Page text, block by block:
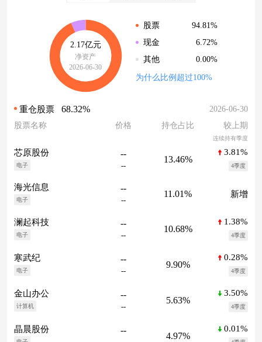
2.17亿元
净资产
2026-06-30
股票
94.81%
现金
6.72%
其他
0.00%
为什么比例超过100%
重仓股票 68.32%
2026-06-30
股票名称
价格 持仓占比 较上期
连续持有季度
芯原股份
电子
--
--
13.46%
3.81%
4季度
海光信息
电子
--
--
11.01% 新增
澜起科技
电子
--
--
10.68%
1.38%
4季度
寒武纪
电子
--
--
9.90%
0.28%
4季度
金山办公
计算机
--
--
5.63%
3.50%
4季度
晶晨股份 --
4.97%
0.01%